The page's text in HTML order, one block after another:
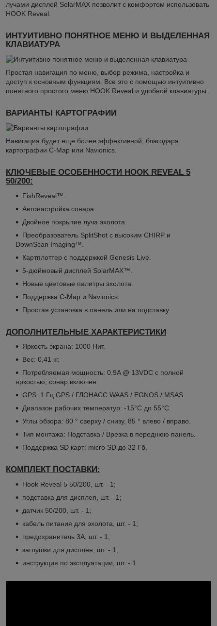
лучами дисплей SolarMAX позволит с комфортом использовать
HOOK Reveal.
ИНТУИТИВНО ПОНЯТНОЕ МЕНЮ И ВЫДЕЛЕННАЯ
КЛАВИАТУРА
Простая навигация по меню, выбор режима, настройка и
доступ к основным функциям. Все это с помощью интуитивно
понятного простого меню HOOK Reveal и удобной клавиатуры.
ВАРИАНТЫ КАРТОГРАФИИ
Навигация будет еще более эффективной, благодаря
картографии С-Map или Navionics.
КЛЮЧЕВЫЕ ОСОБЕННОСТИ HOOK REVEAL 5
50/200:
FishReveal™.
Автонастройка сонара.
Двойное покрытие луча эхолота.
Преобразователь SplitShot с высоким CHIRP и
DownScan Imaging™.
Картплоттер с поддержкой Genesis Live.
5-дюймовый дисплей SolarMAX™.
Новые цветовые палитры эхолота.
Поддержка С-Map и Navionics.
Простая установка в панель или на подставку.
ДОПОЛНИТЕЛЬНЫЕ ХАРАКТЕРИСТИКИ
Яркость экрана: 1000 Нит.
Вес: 0,41 кг.
Потребляемая мощность: 0.9A @ 13VDC с полной
яркостью, сонар включен.
GPS: 1 Гц GPS / ГЛОНАСС WAAS / EGNOS / MSAS.
Диапазон рабочих температур: -15°C до 55°C.
Углы обзора: 80 ° сверху / снизу, 85 ° влево / вправо.
Тип монтажа: Подставка / Врезка в переднюю панель.
Поддержка SD карт: micro SD до 32 Гб.
КОМПЛЕКТ ПОСТАВКИ:
Hook Reveal 5 50/200, шт. - 1;
подставка для дисплея, шт. - 1;
датчик 50/200, шт. - 1;
кабель питания для эхолота, шт. - 1;
предохранитель 3A, шт. - 1;
заглушки для дисплея, шт. - 1;
инструкция по эксплуатации, шт. - 1.